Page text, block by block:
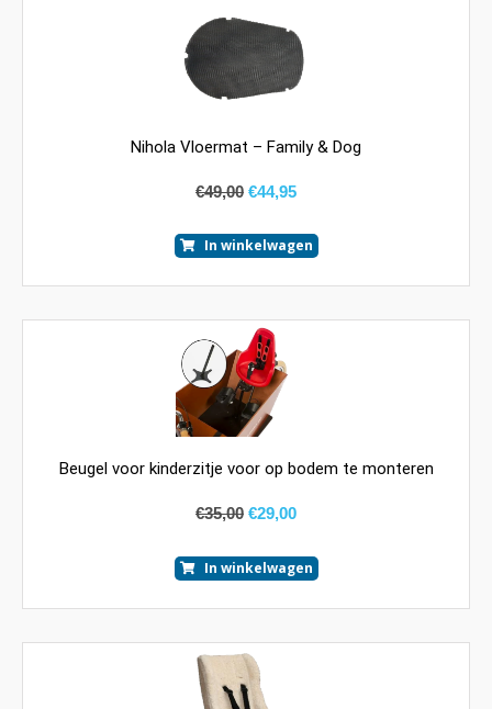
Nihola Vloermat – Family & Dog
€49,00 €44,95
In winkelwagen
Beugel voor kinderzitje voor op bodem te monteren
€35,00 €29,00
In winkelwagen